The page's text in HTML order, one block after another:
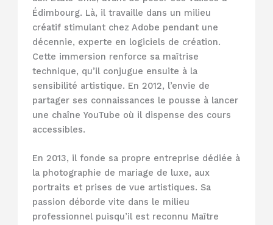
Édimbourg. Là, il travaille dans un milieu
créatif stimulant chez Adobe pendant une
décennie, experte en logiciels de création.
Cette immersion renforce sa maîtrise
technique, qu’il conjugue ensuite à la
sensibilité artistique. En 2012, l’envie de
partager ses connaissances le pousse à lancer
une chaîne YouTube où il dispense des cours
accessibles.
En 2013, il fonde sa propre entreprise dédiée à
la photographie de mariage de luxe, aux
portraits et prises de vue artistiques. Sa
passion déborde vite dans le milieu
professionnel puisqu’il est reconnu Maître